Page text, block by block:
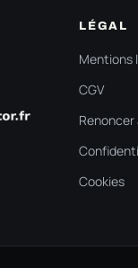
LÉGAL
Mentions
CGV
Cookies